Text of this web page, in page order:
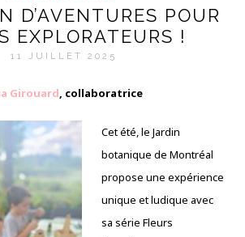
D’AVENTURES POUR
EXPLORATEURS !
11 JUILLET 2025
Girouard, collaboratrice
Cet été, le Jardin
botanique de Montréal
propose une expérience
unique et ludique avec
sa série Fleurs